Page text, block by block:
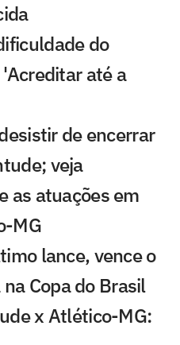
do
até a
de encerrar
veja
as atuações em
MG
lance, vence o
Copa do Brasil
x Atlético-MG: